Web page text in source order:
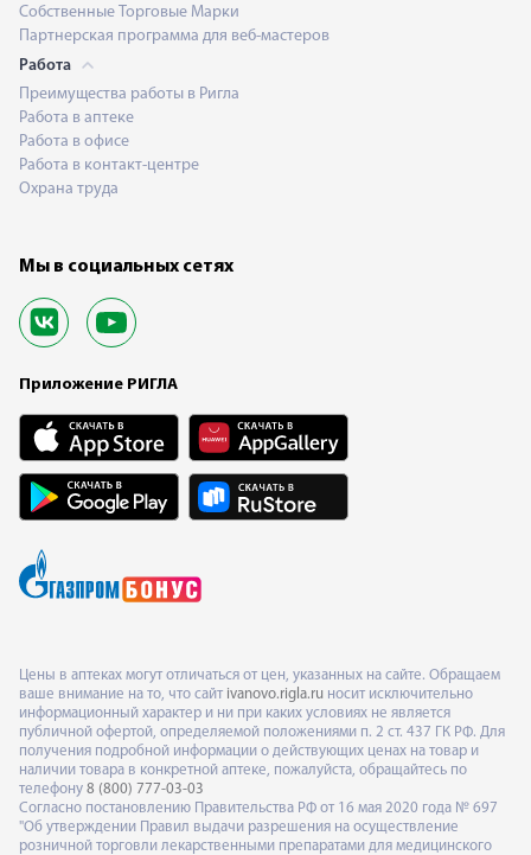
Собственные Торговые Марки
Партнерская программа для веб-мастеров
Работа
Преимущества работы в Ригла
Работа в аптеке
Работа в офисе
Работа в контакт-центре
Охрана труда
Мы в социальных сетях
Приложение РИГЛА
Цены в аптеках могут отличаться от цен, указанных на сайте. Обращаем
ваше внимание на то, что сайт ivanovo.rigla.ru носит исключительно
информационный характер и ни при каких условиях не является
публичной офертой, определяемой положениями п. 2 ст. 437 ГК РФ. Для
получения подробной информации о действующих ценах на товар и
наличии товара в конкретной аптеке, пожалуйста, обращайтесь по
телефону 8 (800) 777-03-03
Согласно постановлению Правительства РФ от 16 мая 2020 года № 697
"Об утверждении Правил выдачи разрешения на осуществление
розничной торговли лекарственными препаратами для медицинского